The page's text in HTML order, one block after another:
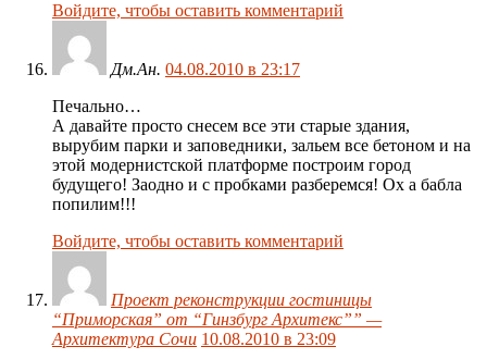
Войдите, чтобы оставить комментарий
Дм.Ан. 04.08.2010 в 23:17
Печально…
А давайте просто снесем все эти старые здания,
вырубим парки и заповедники, зальем все бетоном и на
этой модернистской платформе построим город
будущего! Заодно и с пробками разберемся! Ох а бабла
попилим!!!
Войдите, чтобы оставить комментарий
Проект реконструкции гостиницы
“Приморская” от “Гинзбург Архитекс”” —
Архитектура Сочи 10.08.2010 в 23:09